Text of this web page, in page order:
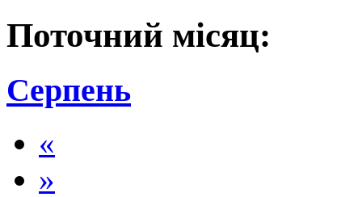
Поточний місяц:
Серпень
«
»